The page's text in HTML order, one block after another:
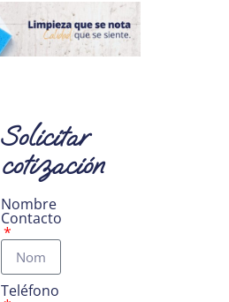
Solicitar
cotización
Nombre
Contacto
Teléfono